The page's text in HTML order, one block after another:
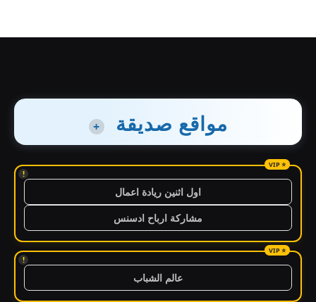
مواقع صديقة +
!
اول اثنين ريادة اعمال
مشاركة ارباح ادسنس
!
عالم الشباب